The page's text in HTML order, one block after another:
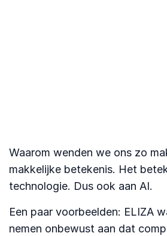
Waarom wenden we ons zo
makkelijke betekenis. Het
technologie. Dus ook aan AI.
Een paar voorbeelden: ELIZA
nemen onbewust aan dat